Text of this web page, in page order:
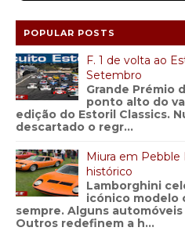
POPULAR POSTS
F. 1 de volta ao
Setembro
Grande Prémio
ponto alto do
edição do Estoril Classics.
descartado o regr...
Miura em Pebble
histórico
Lamborghini
icónico modelo
sempre. Alguns
Outros redefinem a h...